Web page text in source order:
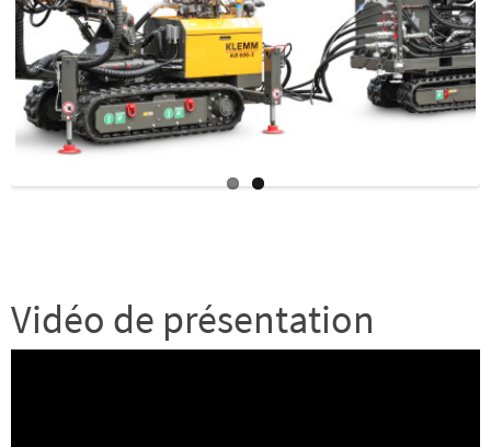
us
Vidéo de présentation